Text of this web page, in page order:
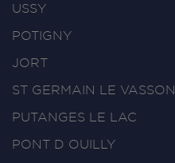
USSY
POTIGNY
JORT
ST GERMAIN LE VASSON
PUTANGES LE LAC
PONT D OUILLY